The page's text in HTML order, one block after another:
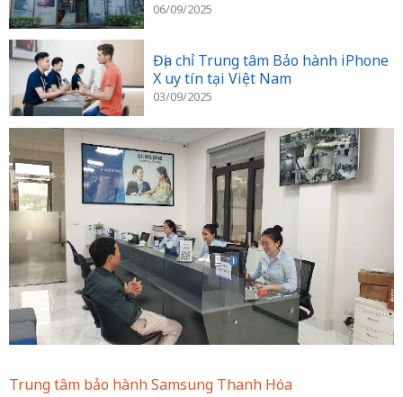
Trung tâm bảo hành Samsung Thanh Hóa
06/09/2025
Địa chỉ Trung tâm Bảo hành iPhone
X uy tín tại Việt Nam
03/09/2025